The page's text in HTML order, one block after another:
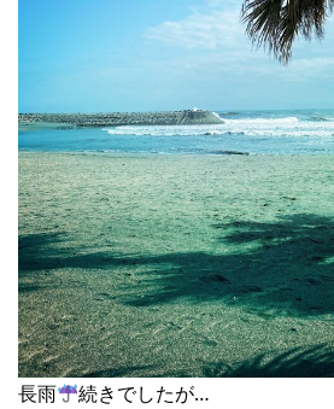
長雨 続きでしたが…